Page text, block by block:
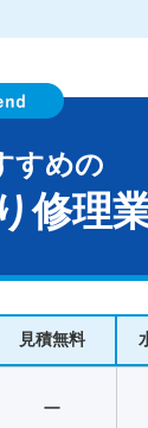
すめの
修理
見積無料
ー